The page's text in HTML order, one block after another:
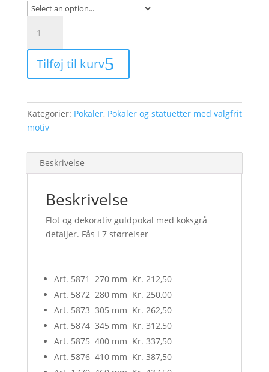
Guld/koksgrå
design
pokal
flere
størrelser
antal
Tilføj til kurv
Kategorier: Pokaler, Pokaler og statuetter med valgfrit
motiv
Beskrivelse
Beskrivelse
Flot og dekorativ guldpokal med koksgrå
detaljer. Fås i 7 størrelser
Art. 5871 270 mm Kr. 212,50
Art. 5872 280 mm Kr. 250,00
Art. 5873 305 mm Kr. 262,50
Art. 5874 345 mm Kr. 312,50
Art. 5875 400 mm Kr. 337,50
Art. 5876 410 mm Kr. 387,50